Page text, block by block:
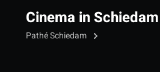
Cinema in Schiedam
Pathé Schiedam